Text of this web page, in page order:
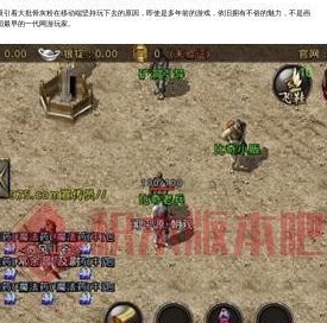
着大批骨灰粉在移动端坚持玩下去的原因，即使是多年前的游戏，依旧拥有不俗的魅力，不是画
早的一代网游玩家。